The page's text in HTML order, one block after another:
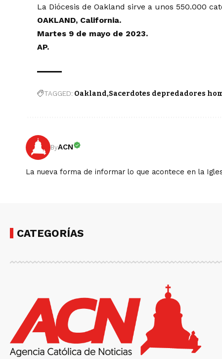
La Diócesis de Oakland sirve a unos 550.000
OAKLAND, California.
Martes 9 de mayo de 2023.
AP.
TAGGED: Oakland Sacerdotes depredadores
ByACN
La nueva forma de informar lo que acontece en la
CATEGORÍAS